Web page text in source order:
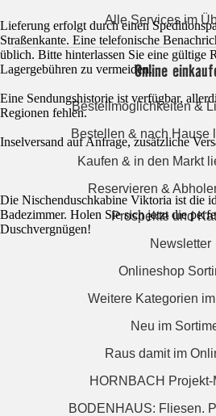
Lieferung erfolgt durch einen
Straßenkante. Eine telefonische
üblich. Bitte hinterlassen Sie eine gültige
Lagergebühren zu vermeiden.
Eine Sendungshistorie ist verfügbar,
Regionen fehlen.
Inselversand auf Anfrage, zusätzliche
Die Nischenduschkabine Viktoria ist die
Badezimmer. Holen Sie sich jetzt die
Duschvergnügen!
Alle Services im
Online
Bestellmöglichkeiten &
Bestellen & nach Hause
Kaufen & in den Markt
Reservieren &
Prospekte und
Newsletter
Onlineshop
Weitere Kategorien
Neu im
Raus damit im
HORNBACH Projekt-
BODENHAUS: Fliesen.